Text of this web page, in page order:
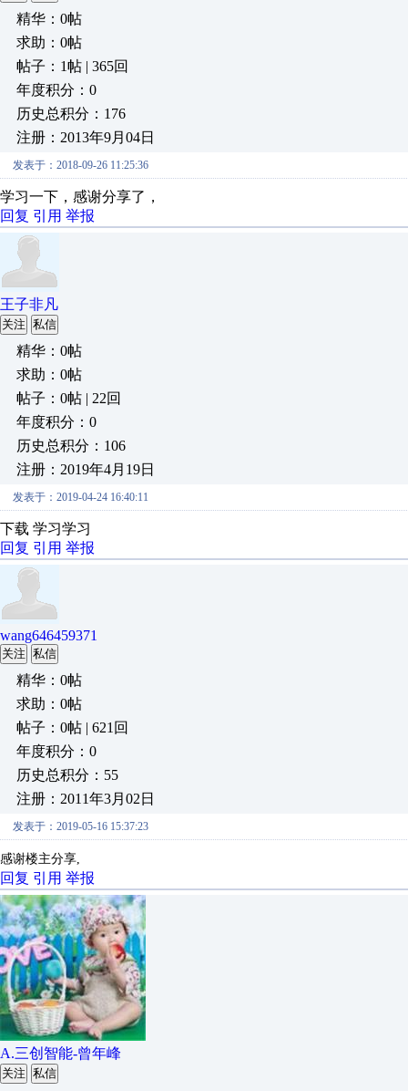
精华：0帖
求助：0帖
帖子：1帖 | 365回
年度积分：0
历史总积分：176
注册：2013年9月04日
发表于：2018-09-26 11:25:36
学习一下，感谢分享了，
回复 引用 举报
王子非凡
关注 私信
精华：0帖
求助：0帖
帖子：0帖 | 22回
年度积分：0
历史总积分：106
注册：2019年4月19日
发表于：2019-04-24 16:40:11
下载 学习学习
回复 引用 举报
wang646459371
关注 私信
精华：0帖
求助：0帖
帖子：0帖 | 621回
年度积分：0
历史总积分：55
注册：2011年3月02日
发表于：2019-05-16 15:37:23
感谢楼主分享,
回复 引用 举报
A.三创智能-曾年峰
关注 私信